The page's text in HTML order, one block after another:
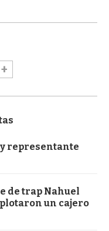
representante
de trap Nahuel
un cajero